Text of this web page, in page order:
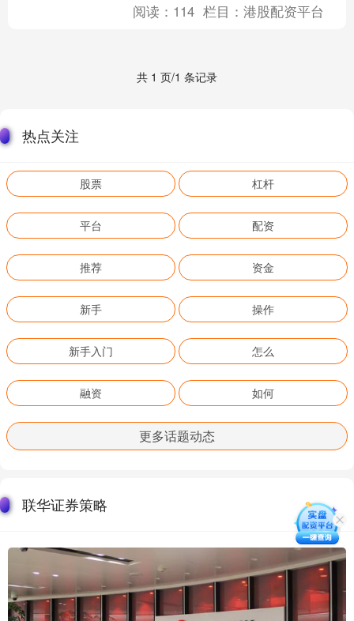
阅读： 114 栏目：港股配资平台
共 1 页/1 条记录
热点关注
股票 杠杆
平台 配资
推荐 资金
新手 操作
新手入门 怎么
融资 如何
更多话题动态
联华证券策略